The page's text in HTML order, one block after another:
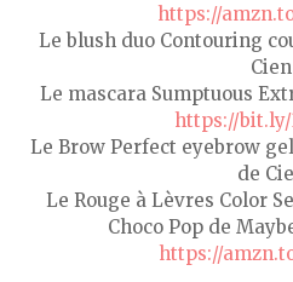
https://
Le blush duo Contouring
Cien
Le mascara Sumptuous
https://bit.ly/
Le Brow Perfect eyebrow
de
Le Rouge à Lèvres Color
Choco Pop de
https://